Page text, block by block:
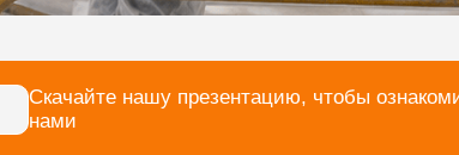
Скачайте нашу презентацию, чтобы
нами